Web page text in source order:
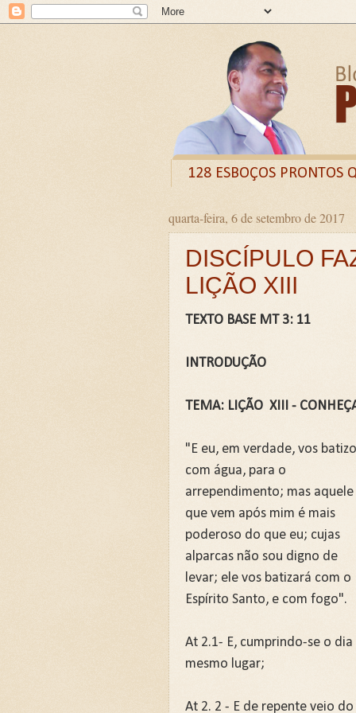
128 ESBOÇOS PRONTOS
Odysee
Livro X
CURSO DE FORMAÇÃO
LIVRETO: TÍTULO - O
Guia prático: Como
💍CASAMENTO SEM
JARDIM SEM CERCA:
REVELANDO O
Curso: Teologia Bíblica
Curso Completo: Teologia
Curso: Ezequiel: A
Curso: Êxodo: A Jornada
Curso: Teologia Bíblica
Curso: Quando a Glória
Curso Completo: Teologia
📚SETE ERROS QUE O
A Fé Define seus Limites
quarta-feira, 6 de setembro de 2017
DISCÍPULO
LIÇÃO XIII
TEXTO BASE MT 3: 11
INTRODUÇÃO
TEMA: LIÇÃO XIII -
"E eu, em verdade, vos batizo
com água, para o
arrependimento; mas aquele
que vem após mim é mais
poderoso do que eu; cujas
alparcas não sou digno de
levar; ele vos batizará com o
Espírito Santo, e com fogo".
At 2.1- E, cumprindo-se o
mesmo lugar;
At 2. 2 - E de repente veio